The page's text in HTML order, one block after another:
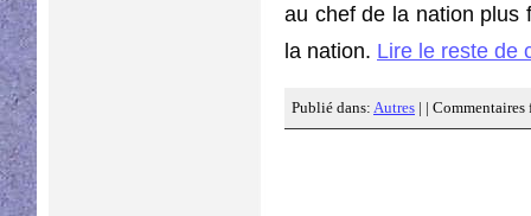
au chef de la nation plus
la nation. Lire le reste de
Publié dans: Autres | | Commentaires